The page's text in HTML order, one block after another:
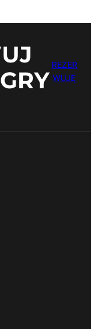
REZER
WUJĘ